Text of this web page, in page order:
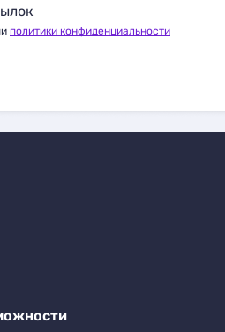
политики конфиденциальности